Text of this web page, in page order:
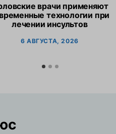
врачи применяют
технологии при
лечении инсультов
6 АВГУСТА, 2026